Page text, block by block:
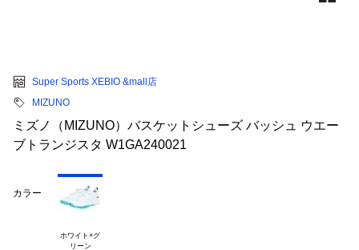
Super Sports XEBIO &mall店
MIZUNO
ミズノ（MIZUNO）バスケットシューズ バッシュ ウエー
ブトランジスタ W1GA240021
カラー
ホワイト×グ